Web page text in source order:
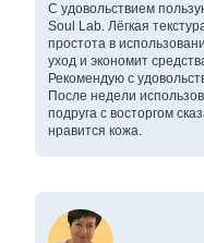
С удовольствием
Soul Lab. Лёгкая
простота в
уход и экономит
Рекомендую с
После недели
подруга с восторгом
нравится кожа.